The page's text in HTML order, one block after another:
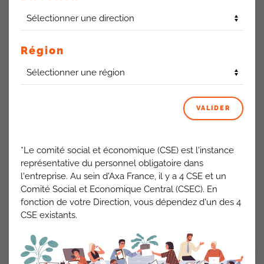
Nous avons toujours marginalement des écarts de
rémunérations entre les femmes et les hommes, ce qui
La Cfdt regrette que le bon résultat global empêche de
débloquer le budget spécifique pour résoudre les situations
Cet index sera bientôt remplacé par la loi sur la
Cfdt demandera une transparence plus forte encore,
même si la Direction considère que le système en cours
avec l’index Egalité est déjà « très robuste ». Une
demande de rétablissement des budgets correctifs fera
aussi partie de nos revendications.
ACTUALITÉS AXA FRANCE
VOIR TOUT
Région
VALIDER
*Le comité social et économique (CSE) est l'instance
représentative du personnel obligatoire dans
l'entreprise. Au sein d'Axa France, il y a 4 CSE et un
Comité Social et Economique Central (CSEC). En
fonction de votre Direction, vous dépendez d'un des 4
CSE existants.